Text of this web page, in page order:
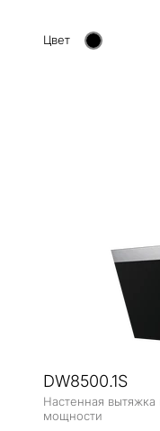
Цвет
DW8500.1S
Настенная
мощности